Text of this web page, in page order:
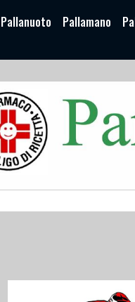
Pallanuoto Pallamano